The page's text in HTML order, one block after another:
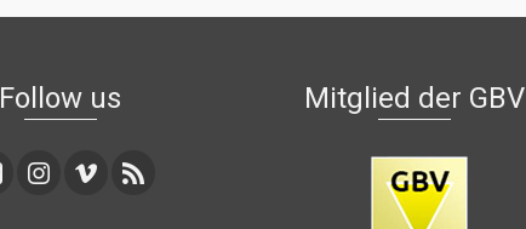
Follow us Mitglied der GBV